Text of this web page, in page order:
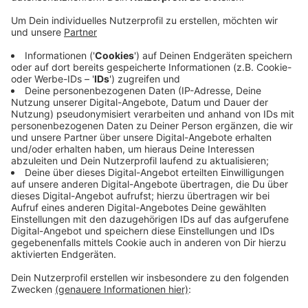
oft nicht die Bewerber, die sie sich vorstellen, sagt
die Arbeitsagentur. Deswegen gibt es jetzt das
Agentur begleitet dabei Bewerber, die bisher
nichts gefunden haben, in die Betriebe. Im
Zweifelsfall wird der Ausbildung ein Praktikum
vorgeschaltet, damit die Arbeitgeber sich von den
vielleicht nicht direkt sichtbaren Qualitäten der
Jugendlichen überzeugen können. Das habe jetzt
schon in einigen Fällen geklappt - zur
Zufriedenheit beider Seiten.
Veröffentlicht:Donnerstag, 22.08.2019 17:14
Anzeige